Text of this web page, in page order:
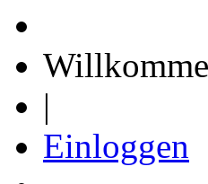
|
Einloggen